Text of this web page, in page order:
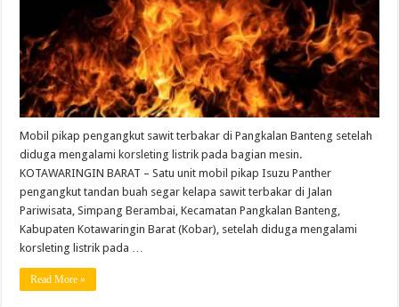
Mobil pikap pengangkut sawit terbakar di Pangkalan Banteng setelah
diduga mengalami korsleting listrik pada bagian mesin.
KOTAWARINGIN BARAT – Satu unit mobil pikap Isuzu Panther
pengangkut tandan buah segar kelapa sawit terbakar di Jalan
Pariwisata, Simpang Berambai, Kecamatan Pangkalan Banteng,
Kabupaten Kotawaringin Barat (Kobar), setelah diduga mengalami
korsleting listrik pada …
Read More »